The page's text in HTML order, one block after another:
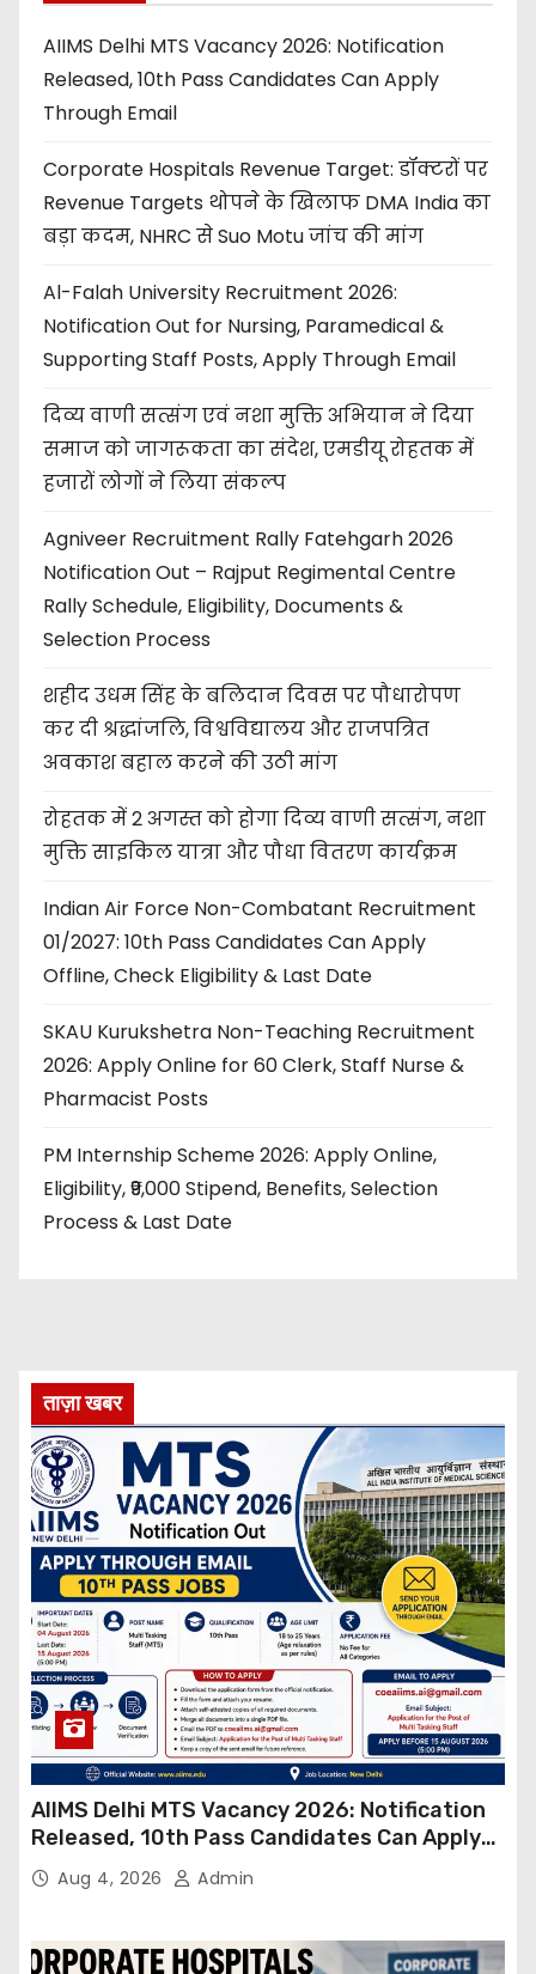
AIIMS Delhi MTS Vacancy 2026: Notification
Released, 10th Pass Candidates Can Apply
Through Email
Corporate Hospitals Revenue Target: डॉक्टरों पर
Revenue Targets थोपने के खिलाफ DMA India का
बड़ा कदम, NHRC से Suo Motu जांच की मांग
Al-Falah University Recruitment 2026:
Notification Out for Nursing, Paramedical &
Supporting Staff Posts, Apply Through Email
दिव्य वाणी सत्संग एवं नशा मुक्ति अभियान ने दिया
समाज को जागरूकता का संदेश, एमडीयू रोहतक में
हजारों लोगों ने लिया संकल्प
Agniveer Recruitment Rally Fatehgarh 2026
Notification Out – Rajput Regimental Centre
Rally Schedule, Eligibility, Documents &
Selection Process
शहीद उधम सिंह के बलिदान दिवस पर पौधारोपण
कर दी श्रद्धांजलि, विश्वविद्यालय और राजपत्रित
अवकाश बहाल करने की उठी मांग
रोहतक में 2 अगस्त को होगा दिव्य वाणी सत्संग, नशा
मुक्ति साइकिल यात्रा और पौधा वितरण कार्यक्रम
Indian Air Force Non-Combatant Recruitment
01/2027: 10th Pass Candidates Can Apply
Offline, Check Eligibility & Last Date
SKAU Kurukshetra Non-Teaching Recruitment
2026: Apply Online for 60 Clerk, Staff Nurse &
Pharmacist Posts
PM Internship Scheme 2026: Apply Online,
Eligibility, ₹9,000 Stipend, Benefits, Selection
Process & Last Date
ताज़ा खबर
AIIMS Delhi MTS Vacancy 2026: Notification
Released, 10th Pass Candidates Can Apply
Through Email
Aug 4, 2026 Admin